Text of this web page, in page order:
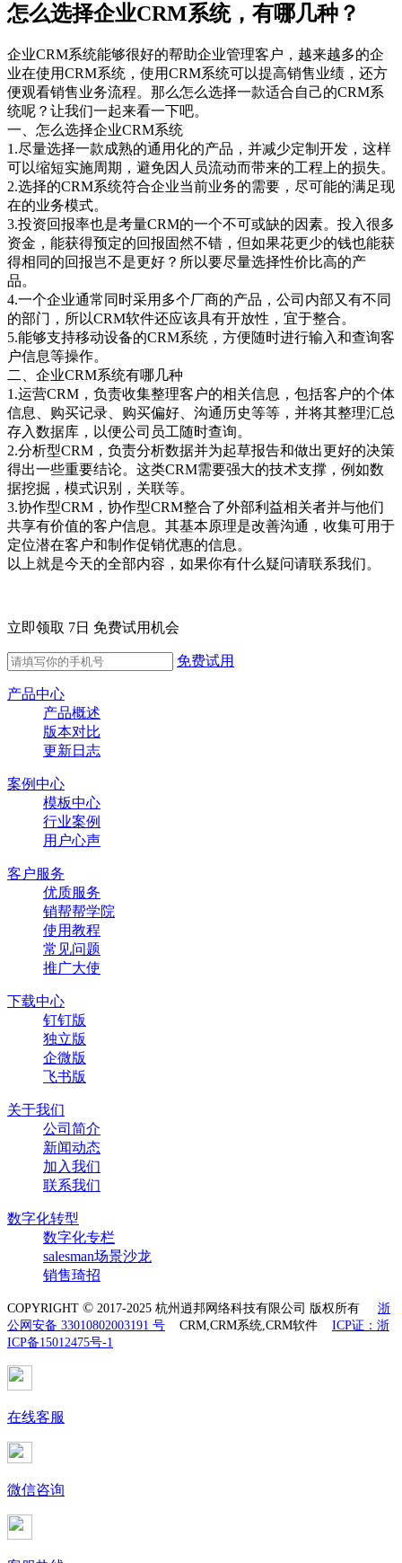
怎么选择企业CRM系统，有哪几种？
企业CRM系统能够很好的帮助企业管理客户，越来越多的企
业在使用CRM系统，使用CRM系统可以提高销售业绩，还方
便观看销售业务流程。那么怎么选择一款适合自己的CRM系
统呢？让我们一起来看一下吧。
一、怎么选择企业CRM系统
1.尽量选择一款成熟的通用化的产品，并减少定制开发，这样
可以缩短实施周期，避免因人员流动而带来的工程上的损失。
2.选择的CRM系统符合企业当前业务的需要 ， 尽可能的满足现
在的业务模式。
3.投资回报率也是考量CRM的一个不可或缺的因素。投入很多
资金，能获得预定的回报固然不错，但如果花更少的钱也能获
得相同的回报岂不是更好？所以要尽量选择性价比高的产
品。
4.一个企业通常同时采用多个厂商的产品，公司内部又有不同
的部门，所以CRM软件还应该具有开放性，宜于整合。
5.能够支持移动设备的CRM系统，方便随时进行输入和查询客
户信息等操作。
二、 企业CRM系统有哪几种
1.运营CRM ， 负责收集整理客户的相关信息，包括客户的个体
信息、购买记录、购买偏好、沟通历史等等，并将其整理汇总
存入数据库，以便公司员工随时查询。
2.分析型CRM ， 负责分析数据并为起草报告和做出更好的决策
得出一些重要结论。这类CRM需要强大的技术支撑，例如数
据挖掘，模式识别，关联等。
3.协作型CRM ， 协作型CRM整合了外部利益相关者并与他们
共享有价值的客户信息。其基本原理是改善沟通，收集可用于
定位潜在客户和制作促销优惠的信息。
以上就是今天的全部内容，如果你有什么疑问请联系我们。
立即领取 7日 免费试用机会
免费试用
产品中心
产品概述
版本对比
更新日志
案例中心
模板中心
行业案例
用户心声
客户服务
优质服务
销帮帮学院
使用教程
常见问题
推广大使
下载中心
钉钉版
独立版
企微版
飞书版
关于我们
公司简介
新闻动态
加入我们
联系我们
数字化转型
数字化专栏
salesman场景沙龙
销售琦招
COPYRIGHT © 2017-2025 杭州逍邦网络科技有限公司 版权所有 浙
公网安备 33010802003191 号 CRM,CRM系统,CRM软件 ICP证：浙
ICP备15012475号-1
在线客服
微信咨询